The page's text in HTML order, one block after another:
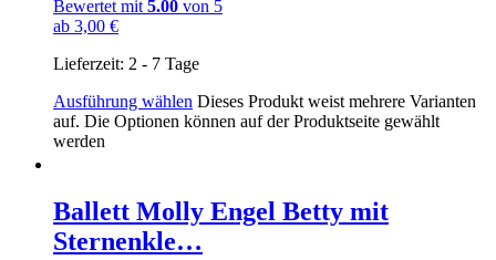
Bewertet mit 5.00 von 5
ab 3,00 €
Lieferzeit: 2 - 7 Tage
Ausführung wählen Dieses Produkt weist mehrere Varianten
auf. Die Optionen können auf der Produktseite gewählt
werden
Ballett Molly Engel Betty mit
Sternenkle…